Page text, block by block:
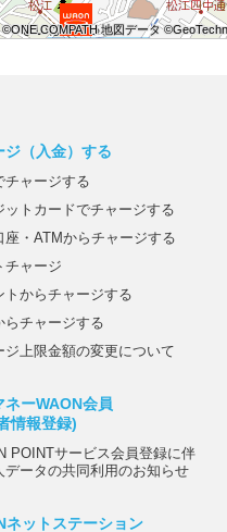
©ONE COMPATH 地図データ
©ONE COMPATH 地図データ
©ONE COMPATH 地図データ
©ONE COMPATH 地図データ
©ONE COMPATH 地図データ
©ONE COMPATH 地図データ
©ONE COMPATH 地図データ
©ONE COMPATH 地図データ
©ONE COMPATH 地図データ